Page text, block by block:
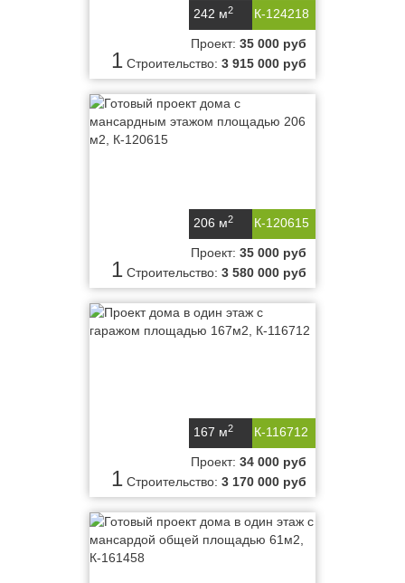
К-124218
242 м2
1
Проект: 35 000 руб
Строительство: 3 915 000 руб
К-120615
206 м2
1
Проект: 35 000 руб
Строительство: 3 580 000 руб
К-116712
167 м2
1
Проект: 34 000 руб
Строительство: 3 170 000 руб